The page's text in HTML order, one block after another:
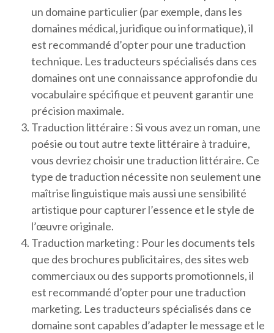
un domaine particulier (par exemple, dans les
domaines médical, juridique ou informatique), il
est recommandé d’opter pour une traduction
technique. Les traducteurs spécialisés dans ces
domaines ont une connaissance approfondie du
vocabulaire spécifique et peuvent garantir une
précision maximale.
Traduction littéraire : Si vous avez un roman, une
poésie ou tout autre texte littéraire à traduire,
vous devriez choisir une traduction littéraire. Ce
type de traduction nécessite non seulement une
maîtrise linguistique mais aussi une sensibilité
artistique pour capturer l’essence et le style de
l’œuvre originale.
Traduction marketing : Pour les documents tels
que des brochures publicitaires, des sites web
commerciaux ou des supports promotionnels, il
est recommandé d’opter pour une traduction
marketing. Les traducteurs spécialisés dans ce
domaine sont capables d’adapter le message et le